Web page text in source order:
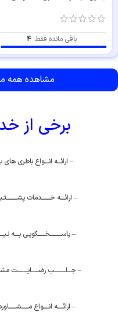
باقی مانده فقط: 4
مشاهده همه
برخی از
– ارائـــه انــــواع باطری
– ارائــــه خـــــــدمات
– پاســــــــــخــــــگویـی بــــه
– جـــلـــــــــب رضــــــایــــــــت
– ارائـــــه انـــــواع